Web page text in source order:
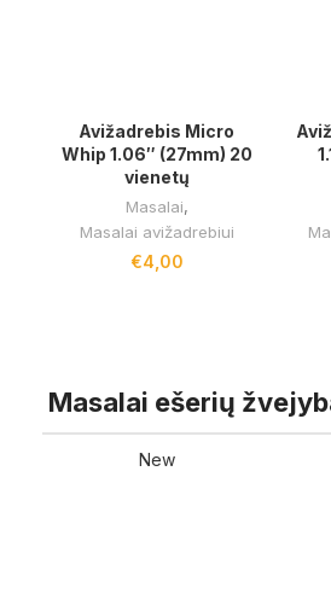
Avižadrebis Micro
Whip 1.06″ (27mm) 20
vienetų
Masalai,
Masalai avižadrebiui
€4,00
Masalai ešerių
New